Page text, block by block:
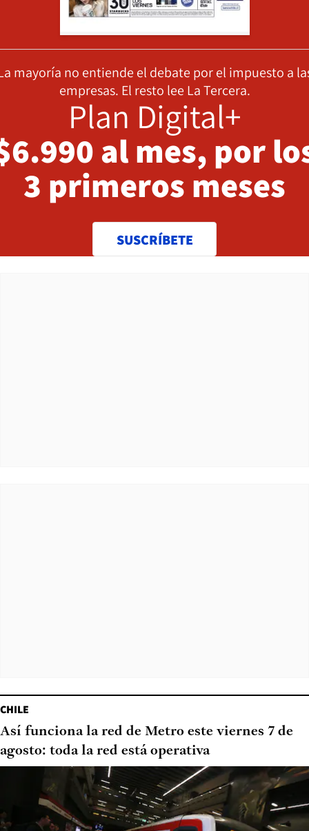
mayoría no entiende el debate por el impuesto a
empresas. El resto lee La Tercera.
Plan Digital+
al mes, por
3 primeros meses
SUSCRÍBETE
CHILE
Así funciona la red de Metro este viernes 7 de
agosto: toda la red está operativa